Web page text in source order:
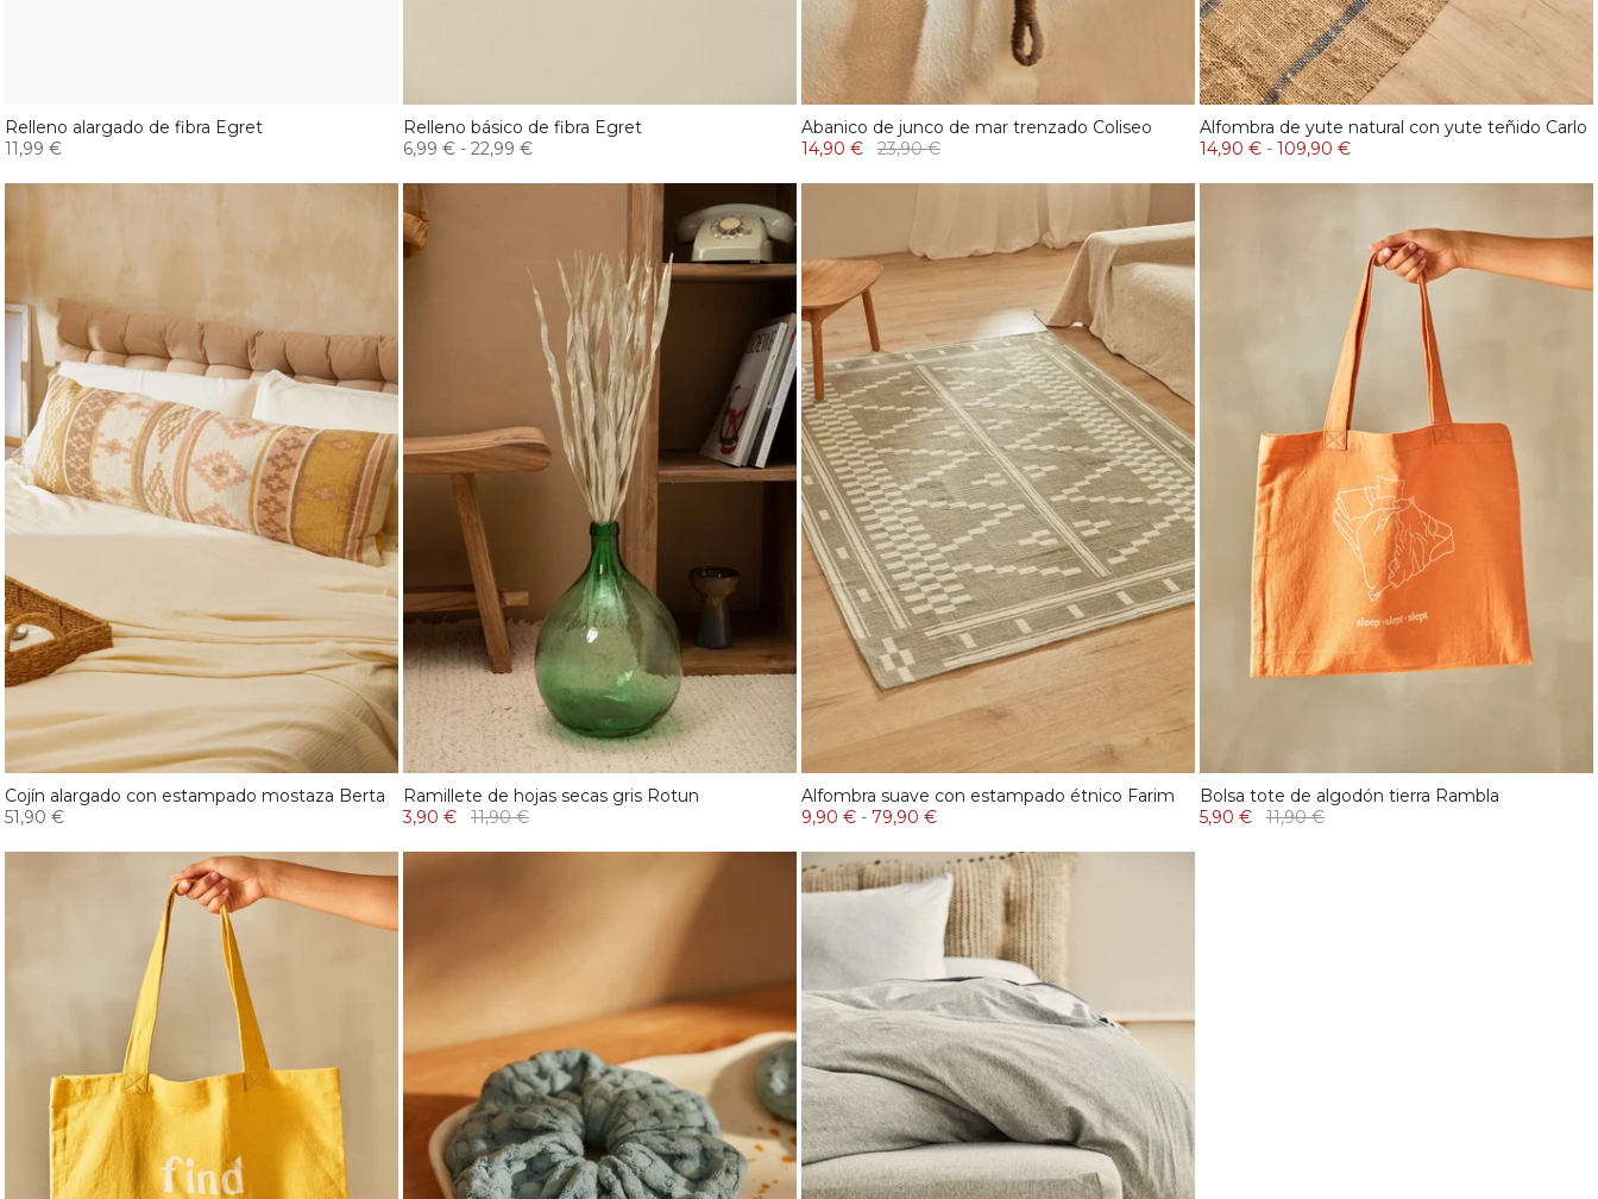
Relleno alargado de fibra Egret
11,99 €
Relleno básico de fibra Egret
6,99 € - 22,99 €
Abanico de junco de mar trenzado Coliseo
14,90 €
23,90 €
Alfombra de yute natural con yute teñido Carlo
14,90 € - 109,90 €
Cojín alargado con estampado mostaza Berta
51,90 €
Ramillete de hojas secas gris Rotun
3,90 €
11,90 €
Alfombra suave con estampado étnico Farim
9,90 € - 79,90 €
Bolsa tote de algodón tierra Rambla
5,90 €
11,90 €